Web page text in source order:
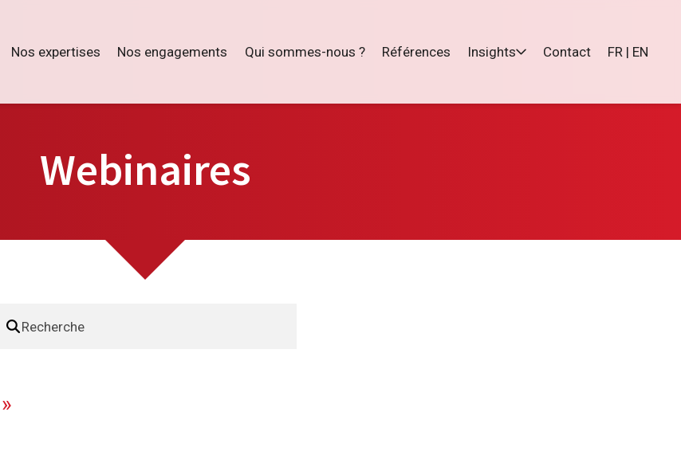
Nos expertises Nos engagements Qui sommes-nous ? Références Insights Contact FR | EN
Webinaires
»